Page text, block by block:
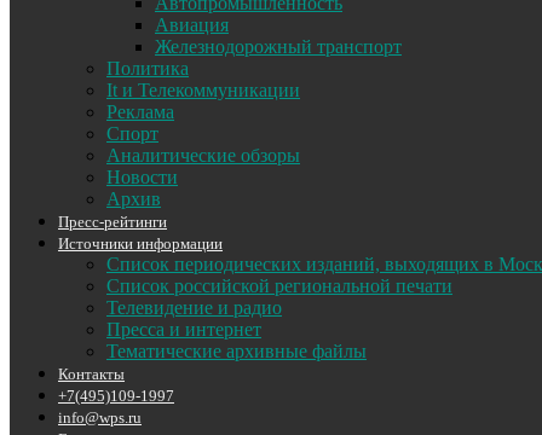
Авиация
Железнодорожный транспорт
Политика
It и Телекоммуникации
Реклама
Спорт
Аналитические обзоры
Новости
Архив
Пресс-рейтинги
Источники информации
Список периодических изданий, выходящих в
Список российской региональной печати
Телевидение и радио
Пресса и интернет
Тематические архивные файлы
Контакты
+7(495)109-1997
info@wps.ru